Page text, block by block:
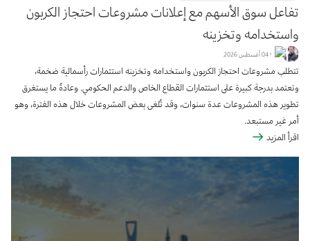
تفاعل سوق الأسهم مع إعلانات مشروعات احتجاز الكربون
واستخدامه وتخزينه
04 أغسطس 2026
تتطلب مشروعات احتجاز الكربون واستخدامه وتخزينه استثمارات رأسمالية ضخمة،
وتعتمد بدرجة كبيرة على استثمارات القطاع الخاص والدعم الحكومي. وعادةً ما يستغرق
تطوير هذه المشروعات عدة سنوات، وقد تُلغى بعض المشروعات خلال هذه الفترة، وهو
أمر غير مستبعد.
اقرأ المزيد